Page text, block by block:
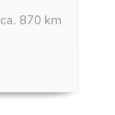
ca. 870 km